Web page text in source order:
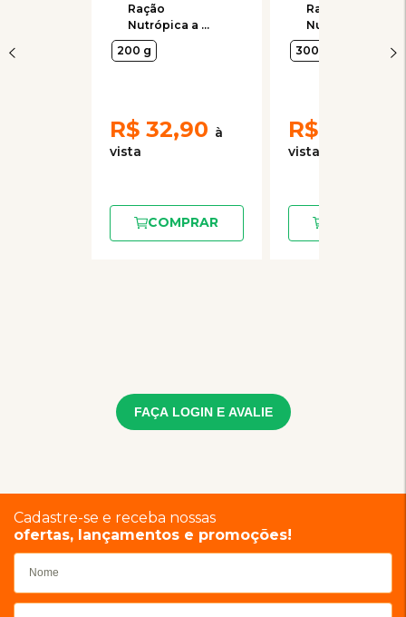
Ração
Nutrópica a
Base de Mel e
Ovos para
200 g
R$ 32,90
COMPRAR
Ração
Nutrópica com
Frutas para
Agapornis
300 g
R$
FAÇA LOGIN E AVALIE
Cadastre-se e receba nossas
ofertas, lançamentos e promoções!